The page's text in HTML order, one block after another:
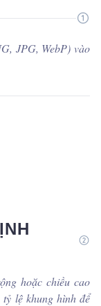
JPG, WebP) vào
hoặc chiều cao
lệ khung hình để